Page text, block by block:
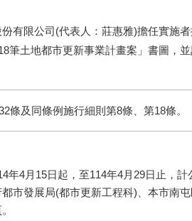
有限公司(代表人：莊惠雅)擔任實施
筆土地都市更新事業計畫案」書圖，
條及同條例施行細則第8條、第18條。
年4月15日起，至114年4月29日止，計
市發展局(都市更新工程科)、本市南